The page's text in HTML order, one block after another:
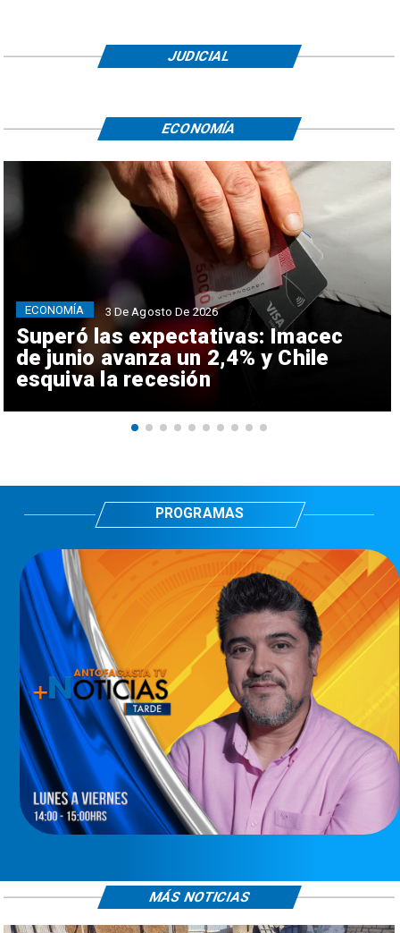
JUDICIAL
Superó las expectativas: Imacec
de junio avanza un 2,4% y Chile
esquiva la recesión
ECONOMÍA 3 De Agosto De 2026
ECONOMÍA
PROGRAMAS
MÁS NOTICIAS